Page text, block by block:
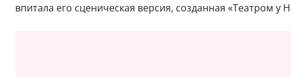
впитала его сценическая версия, созданная «Театром у